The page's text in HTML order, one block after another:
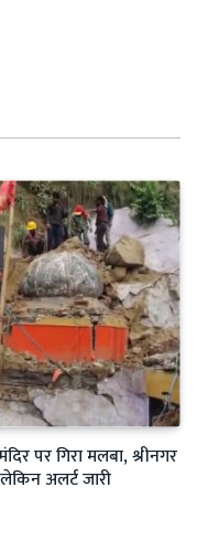
पर गिरा मलबा, श्रीनगर
अलर्ट जारी